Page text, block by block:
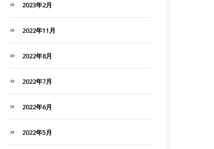
2023年2月
2022年11月
2022年8月
2022年7月
2022年6月
2022年5月